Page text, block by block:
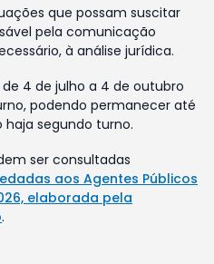
que possam suscitar
pela comunicação
à análise jurídica.
4 de julho a 4 de outubro
podendo permanecer até
haja segundo turno.
ser consultadas
aos Agentes Públicos
elaborada pela
.